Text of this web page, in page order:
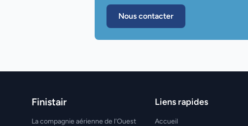
Nous contacter
Finistair
La compagnie aérienne de l'Ouest
Liens rapides
Accueil